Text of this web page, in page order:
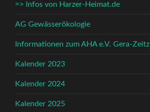
=> Infos von Harzer-Heimat.de
AG Gewässerökologie
Informationen zum AHA e.V. Gera-Zeitz
Kalender 2023
Kalender 2024
Kalender 2025